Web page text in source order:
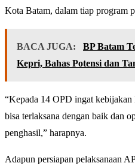
Kota Batam, dalam tiap program
BACA JUGA:
BP Batam
Kepri, Bahas Potensi dan
“Kepada 14 OPD ingat kebijakan
bisa terlaksana dengan baik dan
penghasil,” harapnya.
Adapun persiapan pelaksanaan